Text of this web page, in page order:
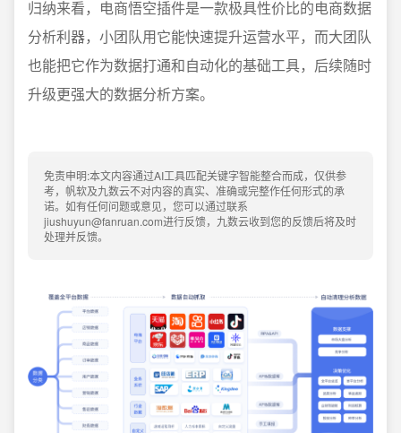
归纳来看，电商悟空插件是一款极具性价比的电商数据
分析利器，小团队用它能快速提升运营水平，而大团队
也能把它作为数据打通和自动化的基础工具，后续随时
升级更强大的数据分析方案。
免责申明:本文内容通过AI工具匹配关键字智能整合而成，仅供参
考，帆软及九数云不对内容的真实、准确或完整作任何形式的承
诺。如有任何问题或意见，您可以通过联系
jiushuyun@fanruan.com进行反馈，九数云收到您的反馈后将及时
处理并反馈。